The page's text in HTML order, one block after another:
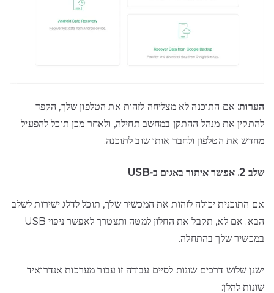
הערות: אם התוכנה לא מצליחה לזהות את הטלפון שלך, הקפד
להתקין את מנהל ההתקן במחשב תחילה, ולאחר מכן תוכל להפעיל
מחדש את הטלפון ולחבר אותו שוב לתוכנה.
שלב 2. אפשר איתור באגים ב-USB
אם התוכנית יכולה לזהות את המכשיר שלך, תוכל לדלג ישירות לשלב
הבא. אם לא, תקבל את החלון למטה ותצטרך לאפשר ניפוי USB
במכשיר שלך בהתחלה.
ישנן שלוש דרכים שונות לסיים עבודה זו עבור מערכות אנדרואיד
שונות להלן: